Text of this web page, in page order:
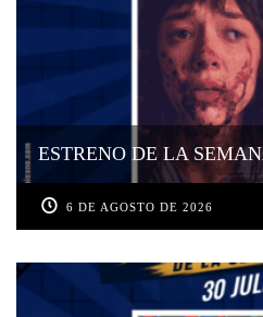
ESTRENO DE LA
6 DE AGOSTO DE 2026